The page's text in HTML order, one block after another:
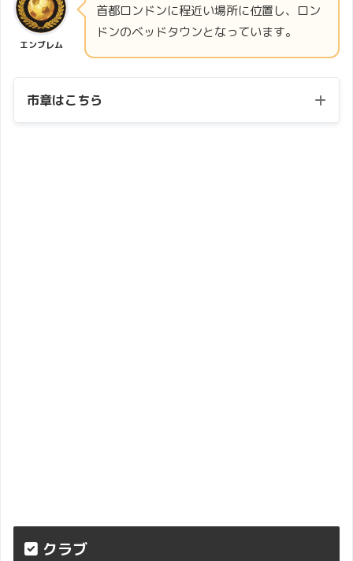
エンブレム
首都ロンドンに程近い場所に位置し、ロン
ドンのベッドタウンとなっています。
市章はこちら
クラブ